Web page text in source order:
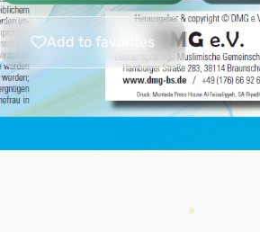
Add to favorites